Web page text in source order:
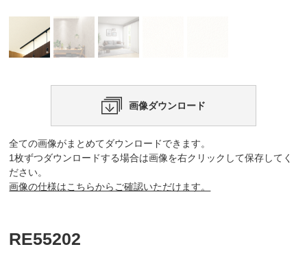
画像ダウンロード
全ての画像がまとめてダウンロードできます。
1枚ずつダウンロードする場合は画像を右クリックして保存してく
ださい。
画像の仕様はこちらからご確認いただけます。
RE55202